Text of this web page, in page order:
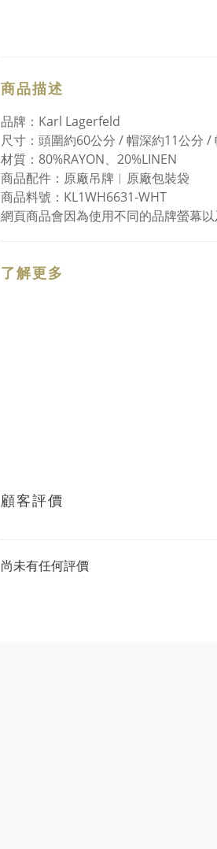
商品描述
品牌：Karl Lagerfeld
尺寸：頭圍約60公分 / 帽深約11公分 /
材質：80%RAYON、20%LINEN
商品配件：原廠吊牌︱原廠包裝袋
商品料號：KL1WH6631-WHT
網頁商品會因為使用不同的品牌螢幕
了解更多
顧客評價
尚未有任何評價